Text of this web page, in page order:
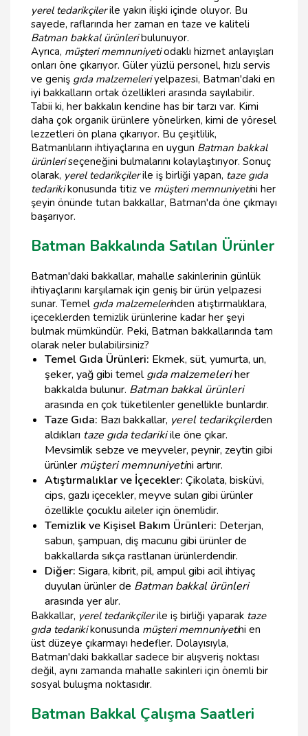
yerel tedarikçilerile yakın ilişki içinde oluyor. Bu
sayede, raflarında her zaman en taze ve kaliteli
Batman bakkal ürünleribulunuyor.
Ayrıca, müşteri memnuniyetiodaklı hizmet anlayışları
onları öne çıkarıyor. Güler yüzlü personel, hızlı servis
ve geniş gıda malzemeleriyelpazesi, Batman'daki en
iyi bakkalların ortak özellikleri arasında sayılabilir.
Tabii ki, her bakkalın kendine has bir tarzı var. Kimi
daha çok organik ürünlere yönelirken, kimi de yöresel
lezzetleri ön plana çıkarıyor. Bu çeşitlilik,
Batmanlıların ihtiyaçlarına en uygun Batman bakkal
ürünleriseçeneğini bulmalarını kolaylaştırıyor. Sonuç
olarak, yerel tedarikçilerile iş birliği yapan, taze gıda
tedarikikonusunda titiz ve müşteri memnuniyetini her
şeyin önünde tutan bakkallar, Batman'da öne çıkmayı
başarıyor.
Batman Bakkalında Satılan Ürünler
Batman'daki bakkallar, mahalle sakinlerinin günlük
ihtiyaçlarını karşılamak için geniş bir ürün yelpazesi
sunar. Temel gıda malzemelerinden atıştırmalıklara,
içeceklerden temizlik ürünlerine kadar her şeyi
bulmak mümkündür. Peki, Batman bakkallarında tam
olarak neler bulabilirsiniz?
Temel Gıda Ürünleri: Ekmek, süt, yumurta, un,
şeker, yağ gibi temelgıda malzemeleriher
bakkalda bulunur. Batman bakkal ürünleri
arasında en çok tüketilenler genellikle bunlardır.
Taze Gıda: Bazı bakkallar, yerel tedarikçilerden
aldıkları taze gıda tedarikiile öne çıkar.
Mevsimlik sebze ve meyveler, peynir, zeytin gibi
ürünler müşteri memnuniyetini artırır.
Atıştırmalıklar ve İçecekler: Çikolata, bisküvi,
cips, gazlı içecekler, meyve suları gibi ürünler
özellikle çocuklu aileler için önemlidir.
Temizlik ve Kişisel Bakım Ürünleri: Deterjan,
sabun, şampuan, diş macunu gibi ürünler de
bakkallarda sıkça rastlanan ürünlerdendir.
Diğer: Sigara, kibrit, pil, ampul gibi acil ihtiyaç
duyulan ürünler de Batman bakkal ürünleri
arasında yer alır.
Bakkallar, yerel tedarikçilerile iş birliği yaparak taze
gıda tedarikikonusunda müşteri memnuniyetini en
üst düzeye çıkarmayı hedefler. Dolayısıyla,
Batman'daki bakkallar sadece bir alışveriş noktası
değil, aynı zamanda mahalle sakinleri için önemli bir
sosyal buluşma noktasıdır.
Batman Bakkal Çalışma Saatleri